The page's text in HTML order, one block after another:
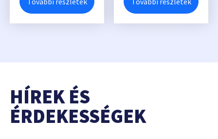
HÍREK ÉS
ÉRDEKESSÉGEK